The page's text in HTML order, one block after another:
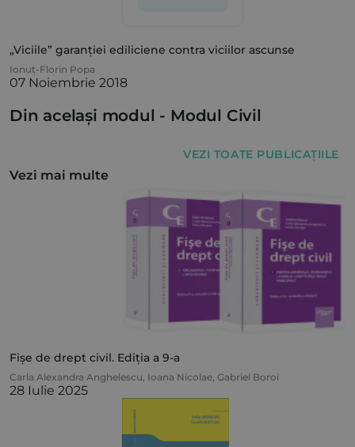
„Viciile” garanției ediliciene contra viciilor ascunse
Ionuț-Florin Popa
07 Noiembrie 2018
Din același modul - Modul Civil
VEZI TOATE PUBLICAȚIILE
Vezi mai multe
Fișe de drept civil. Ediția a 9-a
Carla Alexandra Anghelescu, Ioana Nicolae, Gabriel Boroi
28 Iulie 2025